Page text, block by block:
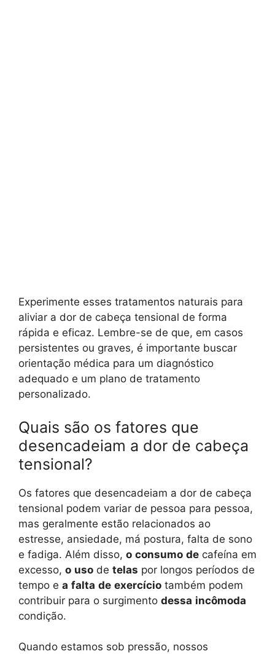
Experimente esses tratamentos naturais para
aliviar a dor de cabeça tensional de forma
rápida e eficaz. Lembre-se de que, em casos
persistentes ou graves, é importante buscar
orientação médica para um diagnóstico
adequado e um plano de tratamento
personalizado.
Quais são os fatores que
desencadeiam a dor de cabeça
tensional?
Os fatores que desencadeiam a dor de cabeça
tensional podem variar de pessoa para pessoa,
mas geralmente estão relacionados ao
estresse, ansiedade, má postura, falta de sono
e fadiga. Além disso, o consumo de cafeína em
excesso, o uso de telas por longos períodos de
tempo e a falta de exercício também podem
contribuir para o surgimento dessa incômoda
condição.
Quando estamos sob pressão, nossos